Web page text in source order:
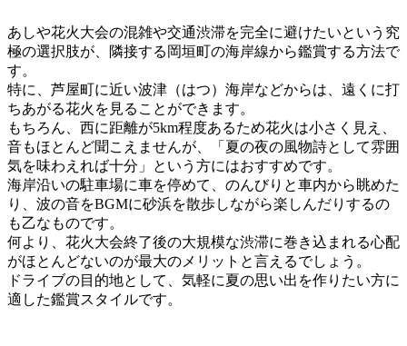
あしや花火大会の混雑や交通渋滞を完全に避けたいという究
極の選択肢が、隣接する岡垣町の海岸線から鑑賞する方法で
す。
特に、芦屋町に近い波津（はつ）海岸などからは、遠くに打
ちあがる花火を見ることができます。
もちろん、西に距離が5km程度あるため花火は小さく見え、
音もほとんど聞こえませんが、「夏の夜の風物詩として雰囲
気を味わえれば十分」という方にはおすすめです。
海岸沿いの駐車場に車を停めて、のんびりと車内から眺めた
り、波の音をBGMに砂浜を散歩しながら楽しんだりするの
も乙なものです。
何より、花火大会終了後の大規模な渋滞に巻き込まれる心配
がほとんどないのが最大のメリットと言えるでしょう。
ドライブの目的地として、気軽に夏の思い出を作りたい方に
適した鑑賞スタイルです。